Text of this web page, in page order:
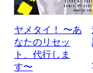
ヤメタイ！ 〜あ
なたのリセッ
ト、代行しま
す〜